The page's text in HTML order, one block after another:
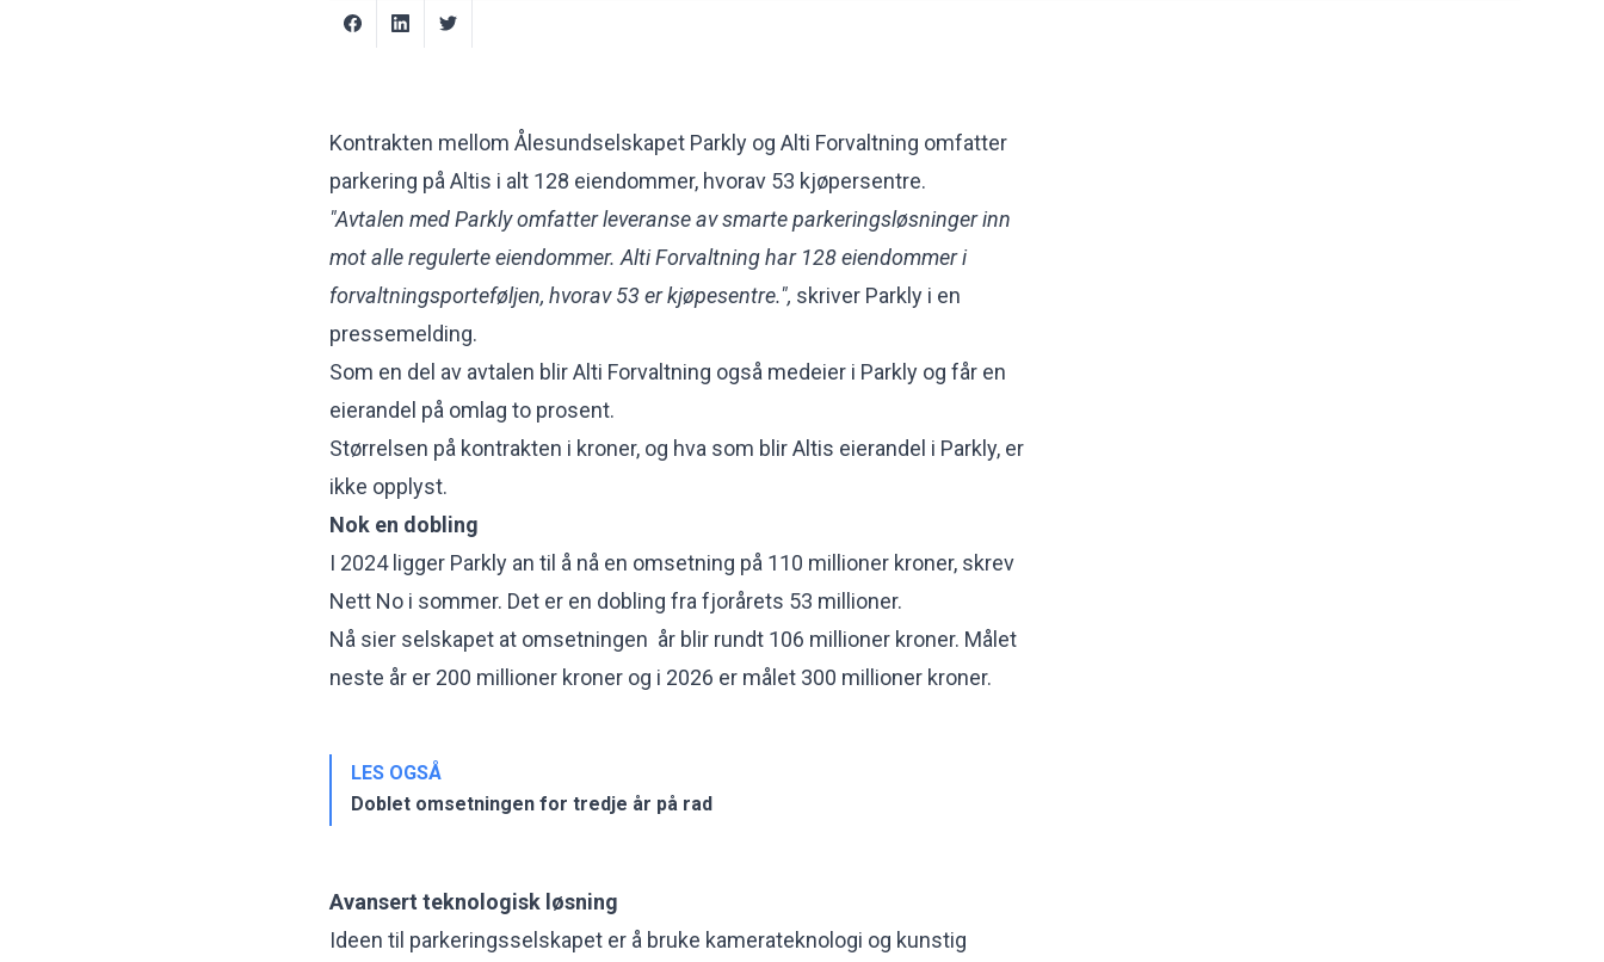
Kontrakten mellom Ålesundselskapet Parkly og Alti Forvaltning omfatter
parkering på Altis i alt 128 eiendommer, hvorav 53 kjøpersentre.
"Avtalen med Parkly omfatter leveranse av smarte parkeringsløsninger inn
mot alle regulerte eiendommer. Alti Forvaltning har 128 eiendommer i
forvaltningsporteføljen, hvorav 53 er kjøpesentre.", skriver Parkly i en
pressemelding.
Som en del av avtalen blir Alti Forvaltning også medeier i Parkly og får en
eierandel på omlag to prosent.
Størrelsen på kontrakten i kroner, og hva som blir Altis eierandel i Parkly, er
ikke opplyst.
Nok en dobling
I 2024 ligger Parkly an til å nå en omsetning på 110 millioner kroner, skrev
Nett No i sommer. Det er en dobling fra fjorårets 53 millioner.
Nå sier selskapet at omsetningen år blir rundt 106 millioner kroner. Målet
neste år er 200 millioner kroner og i 2026 er målet 300 millioner kroner.
LES OGSÅ
Doblet omsetningen for tredje år på rad
Avansert teknologisk løsning
Ideen til parkeringsselskapet er å bruke kamerateknologi og kunstig